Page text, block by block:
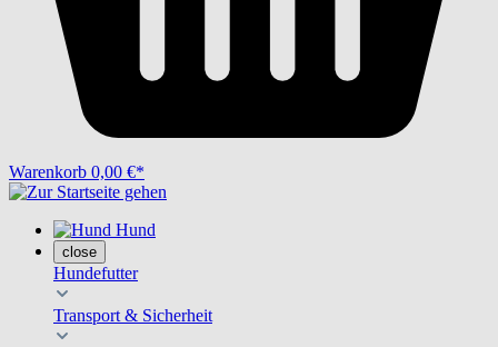
Warenkorb 0,00 €*
Hund
close
Hundefutter
Transport & Sicherheit